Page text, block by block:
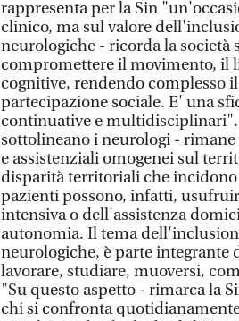
rappresenta per la Sin
clinico, ma sul valore
neurologiche - ricorda la società
compromettere il movimento, il
cognitive, rendendo complesso
partecipazione sociale. E' una
continuative e multidisciplinari".
sottolineano i neurologi -
e assistenziali omogenei sul
disparità territoriali che
pazienti possono, infatti,
intensiva o dell'assistenza
autonomia. Il tema
neurologiche, è parte integrante
lavorare, studiare, muoversi,
"Su questo aspetto - rimarca la
chi si confronta